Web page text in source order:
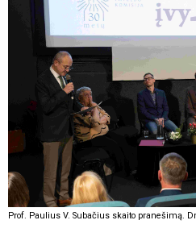
Prof. Paulius V. Subačius skaito pranešimą.